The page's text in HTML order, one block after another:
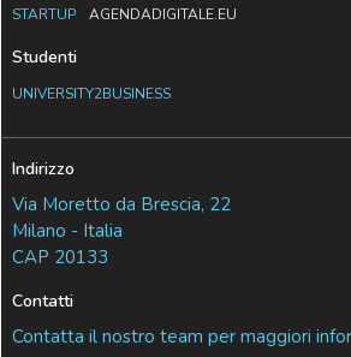
STARTUP
AGENDADIGITALE.EU
Studenti
UNIVERSITY2BUSINESS
Indirizzo
Via Moretto da Brescia, 22
Milano - Italia
CAP 20133
Contatti
Contatta il nostro team per maggiori